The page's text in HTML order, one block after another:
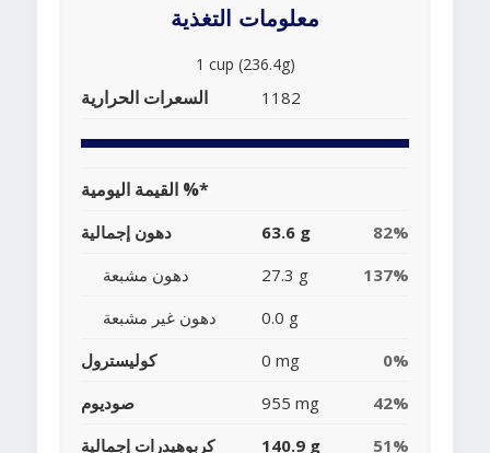
معلومات التغذية
1 cup (236.4g)
السعرات الحرارية 1182
القيمة اليومية %*
دهون إجمالية 63.6 g
82%
دهون مشبعة
27.3 g
137%
دهون غير مشبعة
0.0 g
كوليسترول
0 mg
0%
صوديوم
955 mg
42%
كربوهيدرات إجمالية
140.9 g 51%